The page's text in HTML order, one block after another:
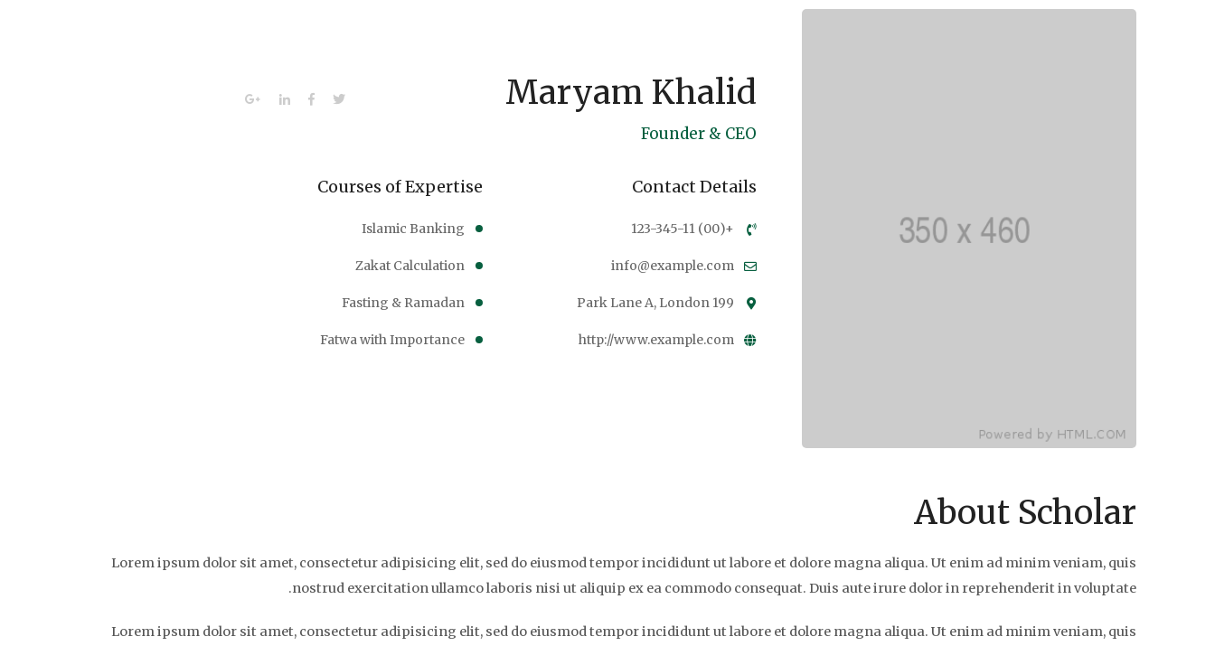
Maryam Khalid
Founder & CEO
Contact Details
+(00) 123-345-11
info@example.com
199 Park Lane A, London
http://www.example.com
Courses of Expertise
Islamic Banking
Zakat Calculation
Fasting & Ramadan
Fatwa with Importance
About Scholar
Lorem ipsum dolor sit amet, consectetur adipisicing elit, sed do eiusmod tempor incididunt ut labore et dolore magna aliqua. Ut enim ad minim veniam, quis
nostrud exercitation ullamco laboris nisi ut aliquip ex ea commodo consequat. Duis aute irure dolor in reprehenderit in voluptate.
Lorem ipsum dolor sit amet, consectetur adipisicing elit, sed do eiusmod tempor incididunt ut labore et dolore magna aliqua. Ut enim ad minim veniam, quis